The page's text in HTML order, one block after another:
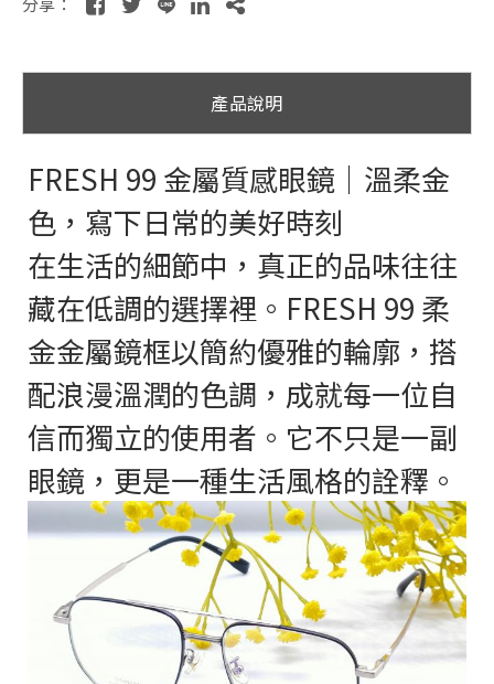
產品說明
FRESH 99 金屬質感眼鏡｜溫柔金
色，寫下日常的美好時刻
在生活的細節中，真正的品味往往
藏在低調的選擇裡。FRESH 99 柔
金金屬鏡框以簡約優雅的輪廓，搭
配浪漫溫潤的色調，成就每一位自
信而獨立的使用者。它不只是一副
眼鏡，更是一種生活風格的詮釋。